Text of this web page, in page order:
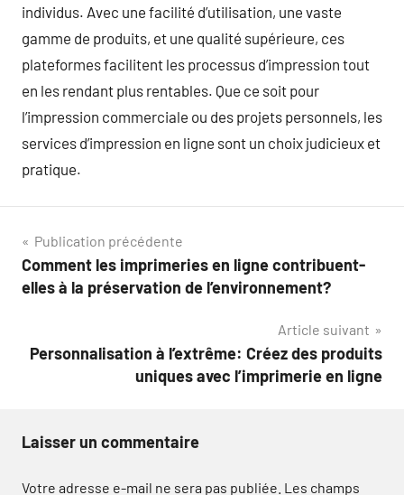
individus. Avec une facilité d’utilisation, une vaste
gamme de produits, et une qualité supérieure, ces
plateformes facilitent les processus d’impression tout
en les rendant plus rentables. Que ce soit pour
l’impression commerciale ou des projets personnels, les
services d’impression en ligne sont un choix judicieux et
pratique.
Navigation
de
Publication précédente
Comment les imprimeries en ligne contribuent-
elles à la préservation de l’environnement?
Article suivant
Personnalisation à l’extrême: Créez des produits
uniques avec l’imprimerie en ligne
Laisser un commentaire
Votre adresse e-mail ne sera pas publiée. Les champs